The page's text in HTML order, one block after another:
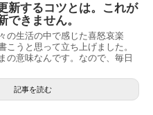
新するコツとは。これが
できません。
の生活の中で感じた喜怒哀楽
こうと思って立ち上げました。
の意味なんです。なので、毎日
記事を読む